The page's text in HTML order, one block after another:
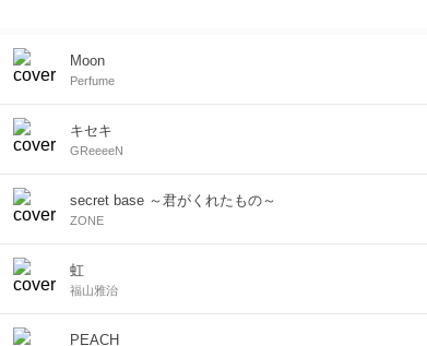
Moon
Perfume
キセキ
GReeeeN
secret base ～君がくれたもの～
ZONE
虹
福山雅治
PEACH